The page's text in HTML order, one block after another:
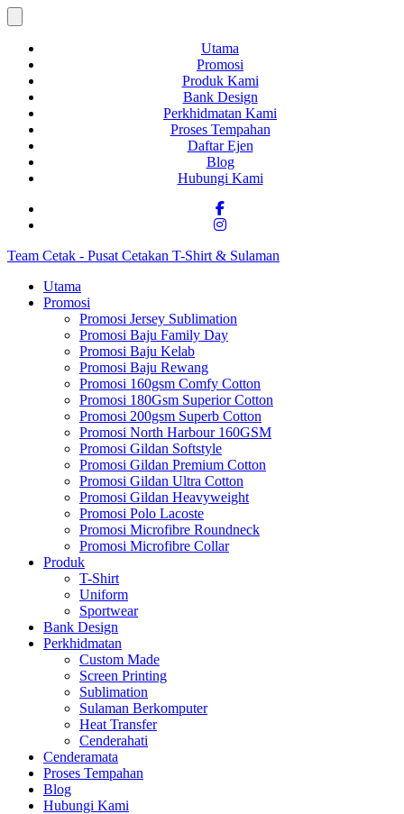
Utama
Promosi
Produk Kami
Bank Design
Perkhidmatan Kami
Proses Tempahan
Daftar Ejen
Blog
Hubungi Kami
Team Cetak - Pusat Cetakan T-Shirt & Sulaman
Utama
Promosi
Promosi Jersey Sublimation
Promosi Baju Family Day
Promosi Baju Kelab
Promosi Baju Rewang
Promosi 160gsm Comfy Cotton
Promosi 180Gsm Superior Cotton
Promosi 200gsm Superb Cotton
Promosi North Harbour 160GSM
Promosi Gildan Softstyle
Promosi Gildan Premium Cotton
Promosi Gildan Ultra Cotton
Promosi Gildan Heavyweight
Promosi Polo Lacoste
Promosi Microfibre Roundneck
Promosi Microfibre Collar
Produk
T-Shirt
Uniform
Sportwear
Bank Design
Perkhidmatan
Custom Made
Screen Printing
Sublimation
Sulaman Berkomputer
Heat Transfer
Cenderahati
Cenderamata
Proses Tempahan
Blog
Hubungi Kami